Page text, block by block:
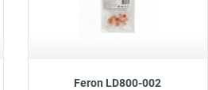
Feron LD800-002